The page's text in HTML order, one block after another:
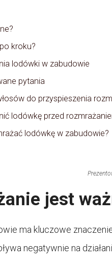
kroku?
lodówki w zabudowie
pytania
do przyspieszenia
lodówkę przed
lodówkę w zabudowie?
jest
ma kluczowe
negatywnie na